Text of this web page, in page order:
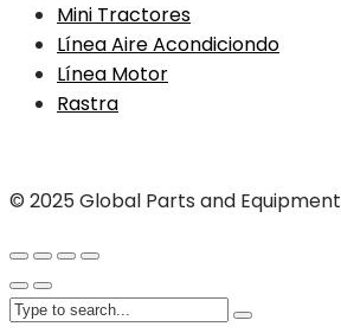
Mini Tractores
Línea Aire Acondiciondo
Línea Motor
Rastra
© 2025 Global Parts and Equipment